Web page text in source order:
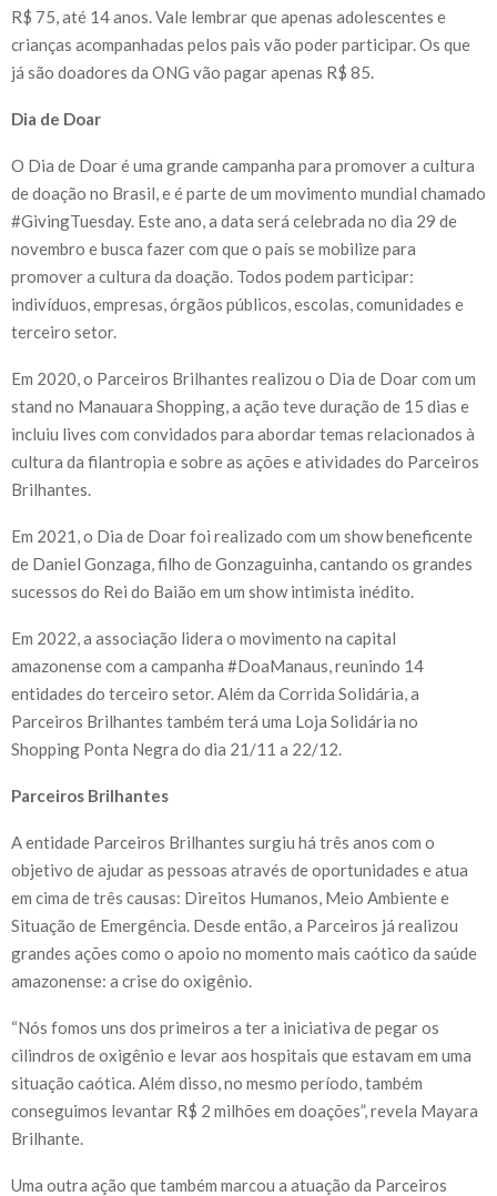
R$ 75, até 14 anos. Vale lembrar que apenas adolescentes e
crianças acompanhadas pelos pais vão poder participar. Os que
já são doadores da ONG vão pagar apenas R$ 85.
Dia de Doar
O Dia de Doar é uma grande campanha para promover a cultura
de doação no Brasil, e é parte de um movimento mundial chamado
#GivingTuesday. Este ano, a data será celebrada no dia 29 de
novembro e busca fazer com que o país se mobilize para
promover a cultura da doação. Todos podem participar:
indivíduos, empresas, órgãos públicos, escolas, comunidades e
terceiro setor.
Em 2020, o Parceiros Brilhantes realizou o Dia de Doar com um
stand no Manauara Shopping, a ação teve duração de 15 dias e
incluiu lives com convidados para abordar temas relacionados à
cultura da filantropia e sobre as ações e atividades do Parceiros
Brilhantes.
Em 2021, o Dia de Doar foi realizado com um show beneficente
de Daniel Gonzaga, filho de Gonzaguinha, cantando os grandes
sucessos do Rei do Baião em um show intimista inédito.
Em 2022, a associação lidera o movimento na capital
amazonense com a campanha #DoaManaus, reunindo 14
entidades do terceiro setor. Além da Corrida Solidária, a
Parceiros Brilhantes também terá uma Loja Solidária no
Shopping Ponta Negra do dia 21/11 a 22/12.
Parceiros Brilhantes
A entidade Parceiros Brilhantes surgiu há três anos com o
objetivo de ajudar as pessoas através de oportunidades e atua
em cima de três causas: Direitos Humanos, Meio Ambiente e
Situação de Emergência. Desde então, a Parceiros já realizou
grandes ações como o apoio no momento mais caótico da saúde
amazonense: a crise do oxigênio.
“Nós fomos uns dos primeiros a ter a iniciativa de pegar os
cilindros de oxigênio e levar aos hospitais que estavam em uma
situação caótica. Além disso, no mesmo período, também
conseguimos levantar R$ 2 milhões em doações”, revela Mayara
Brilhante.
Uma outra ação que também marcou a atuação da Parceiros